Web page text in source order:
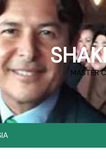
MASTER